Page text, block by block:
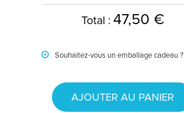
Total : 47,50 €
Souhaitez-vous un emballage cadeau ?
AJOUTER AU PANIER